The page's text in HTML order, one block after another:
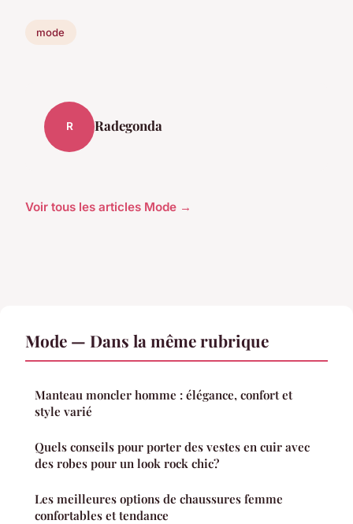
mode
R Radegonda
Voir tous les articles Mode →
Mode — Dans la même rubrique
Manteau moncler homme : élégance, confort et
style varié
Quels conseils pour porter des vestes en cuir avec
des robes pour un look rock chic?
Les meilleures options de chaussures femme
confortables et tendance